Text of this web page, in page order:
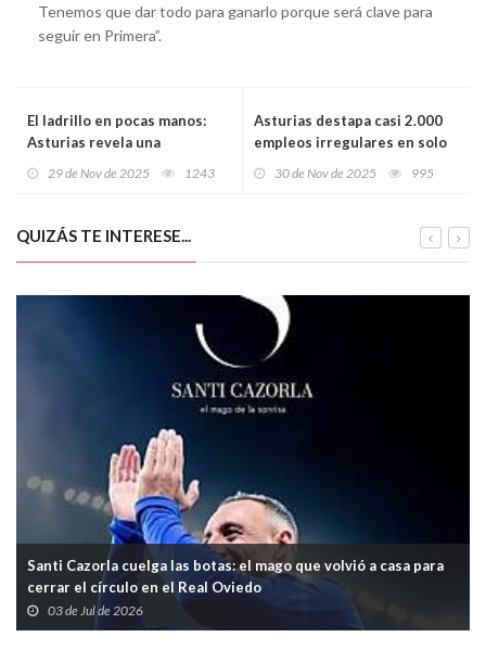
Tenemos que dar todo para ganarlo porque será clave para
seguir en Primera”.
El ladrillo en pocas manos:
Asturias revela una
29 de Nov de 2025 1243
Asturias destapa casi 2.000
empleos irregulares en solo
30 de Nov de 2025 995
QUIZÁS TE INTERESE...
Santi Cazorla cuelga las botas: el mago que volvió a casa para
cerrar el círculo en el Real Oviedo
03 de Jul de 2026